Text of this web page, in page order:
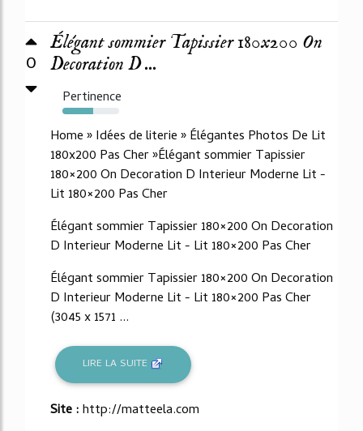
0
Élégant sommier Tapissier 180x200 On
Decoration D ...
Pertinence
54%
Home » Idées de literie » Élégantes Photos De Lit
180x200 Pas Cher »Élégant sommier Tapissier
180×200 On Decoration D Interieur Moderne Lit -
Lit 180×200 Pas Cher
Élégant sommier Tapissier 180×200 On Decoration
D Interieur Moderne Lit - Lit 180×200 Pas Cher
Élégant sommier Tapissier 180×200 On Decoration
D Interieur Moderne Lit - Lit 180×200 Pas Cher
(3045 x 1571 ...
LIRE LA SUITE
Site :http://matteela.com